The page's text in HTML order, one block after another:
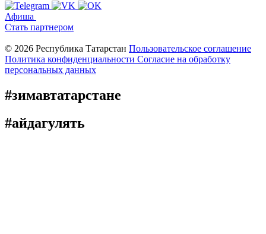
Афиша
Стать партнером
© 2026 Республика Татарстан Пользовательское соглашение
Политика конфиденциальности Cогласие на обработку
персональных данных
#зимавтатарстане
#айдагулять